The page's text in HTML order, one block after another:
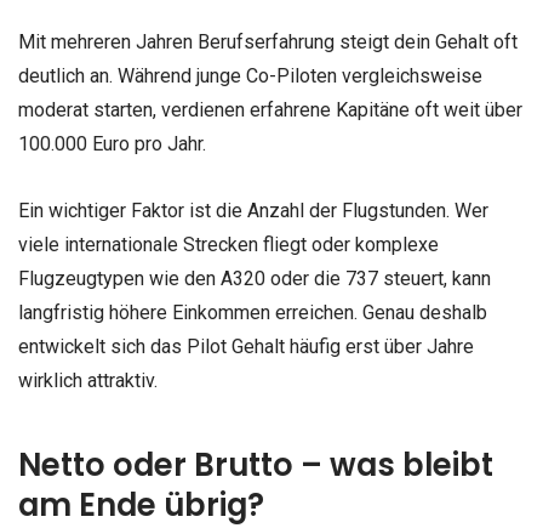
Mit mehreren Jahren Berufserfahrung steigt dein Gehalt oft
deutlich an. Während junge Co-Piloten vergleichsweise
moderat starten, verdienen erfahrene Kapitäne oft weit über
100.000 Euro pro Jahr.
Ein wichtiger Faktor ist die Anzahl der Flugstunden. Wer
viele internationale Strecken fliegt oder komplexe
Flugzeugtypen wie den A320 oder die 737 steuert, kann
langfristig höhere Einkommen erreichen. Genau deshalb
entwickelt sich das Pilot Gehalt häufig erst über Jahre
wirklich attraktiv.
Netto oder Brutto – was bleibt
am Ende übrig?